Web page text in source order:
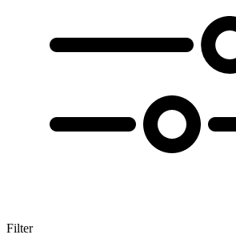
Filter